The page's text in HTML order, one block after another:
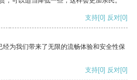
支持[0] 反对[0]
为我们带来了无限的流畅体验和安全性保
支持[0] 反对[0]